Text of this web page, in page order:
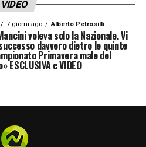
VIDEO
7 giorni ago Alberto Petrosilli
voleva solo la Nazionale. Vi
davvero dietro le quinte
Primavera male del
ESCLUSIVA e VIDEO